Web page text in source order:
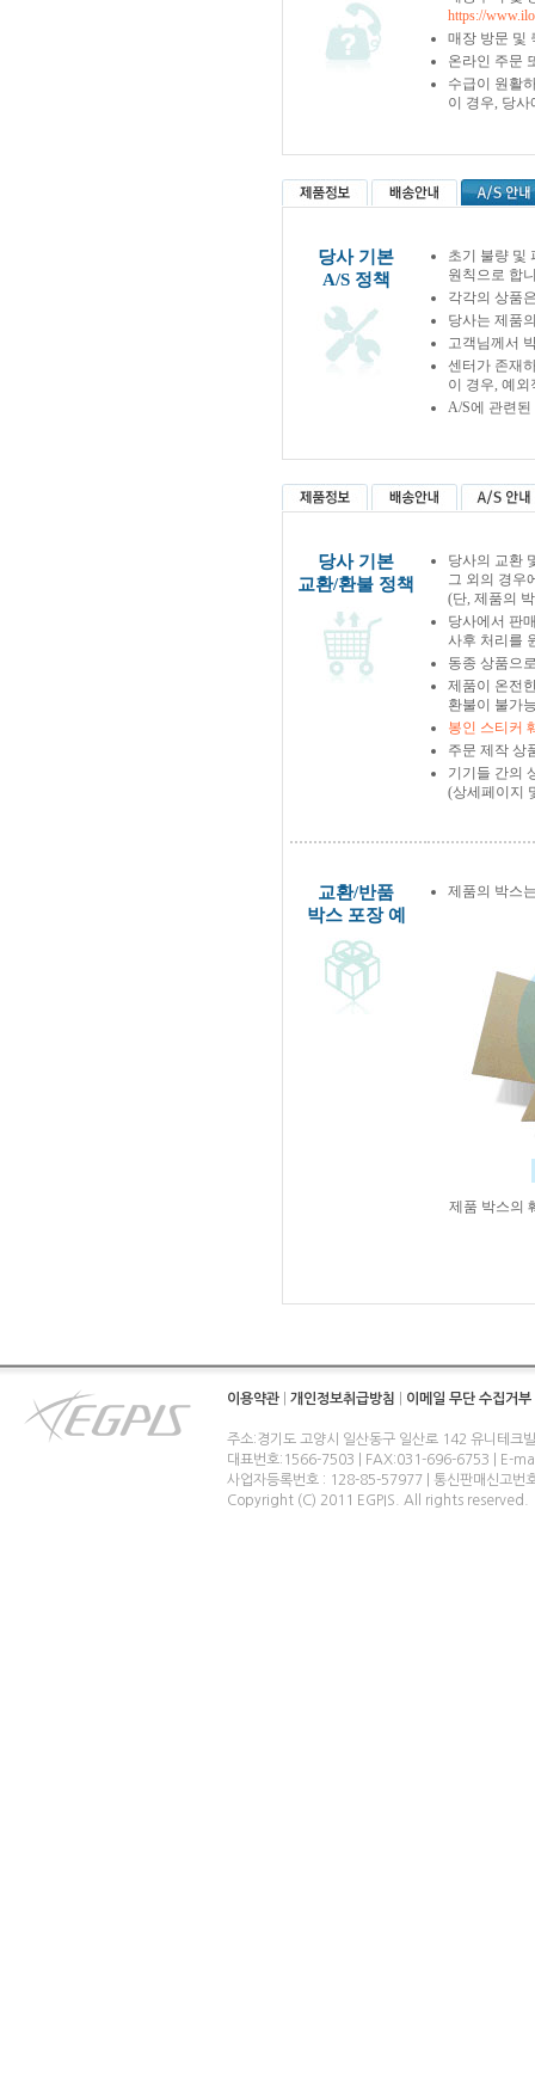
https://
매장 방문 및
온라인 주문
수급이 원활
이 경우, 당
당사 기본
A/S 정책
초기 불량 및
원칙으로 합
각각의 상품
당사는 제품
고객님께서
센터가 존재
이 경우, 예
A/S에 관련
당사 기본
교환/환불 정책
당사의 교환
그 외의 경우
(단, 제품의
당사에서 판
사후 처리를
동종 상품으
제품이 온전
환불이 불가
봉인 스티커
주문 제작 상
기기들 간의
(상세페이지
교환/반품
박스 포장 예
제품의 박스
제품 박스의
이용약관 개인정보취급방침 이메일 무단 수집거부
주소:경기도 고양시 일산동구 일산로 142 유니테크
대표번호:1566-7503 | FAX:031-696-6753 | E-
사업자등록번호 : 128-85-57977 | 통신판매신고번
Copyright (C) 2011 EGPIS. All rights reserved.